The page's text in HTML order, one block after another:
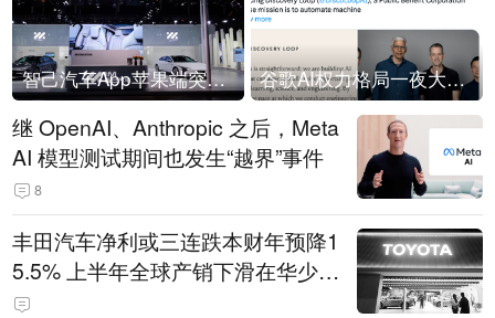
智己汽车App苹果端突然“下架” 谷歌AI权力格局一夜大洗牌
继 OpenAI、Anthropic 之后，Meta
AI 模型测试期间也发生“越界”事件
8
丰田汽车净利或三连跌本财年预降1
5.5% 上半年全球产销下滑在华少卖
14.3万辆